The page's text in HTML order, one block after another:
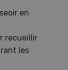
en
recueillir
les